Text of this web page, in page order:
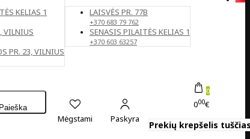
KELIAS 1
VILNIUS
PR. 23, VILNIUS
LAISVĖS PR. 77B
+370 683 79 762
SENASIS PILAITĖS KELIAS 1
+370 603 63257
Mėgstami Paskyra
0
000€
Prekių krepšelis